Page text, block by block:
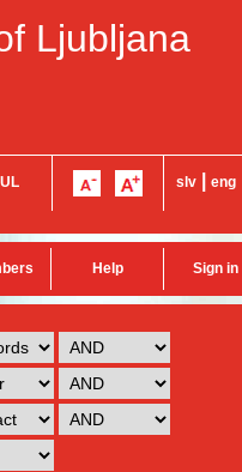
Ljubljana
slv eng
Help Sign in